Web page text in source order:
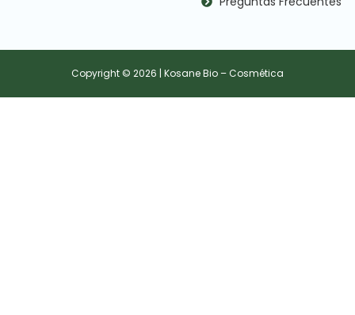
Copyright © 2026 | Kosane Bio – Cosmética